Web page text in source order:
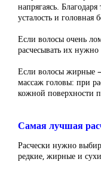
напрягаясь.
усталость и головная
Если волосы очень
расчесывать их
Если волосы жирные
массаж головы: при
кожной поверхности
Самая лучшая
Расчески нужно
редкие, жирные и